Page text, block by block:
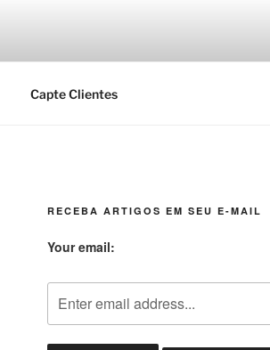
Capte Clientes
RECEBA ARTIGOS EM SEU E-MAIL
Your email: